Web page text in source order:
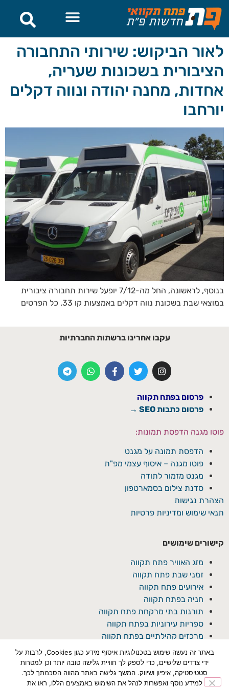
לתוכן
לאור הביקוש: שירותי התחבורה
הציבורית בשכונות שעריה,
אחדות, מחנה יהודה ונווה דקלים
יורחבו
בנוסף, לראשונה, החל מה-7/12 יופעל שירות תחבורה ציבורית
במוצאי שבת בשכונת נווה דקלים באמצעות קו 33. כל הפרטים
עקבו אחרינו ברשתות החברתיות
פרסום בפתח תקווה
פרסום כתבות SEO →
פוטו מגנה הדפסת תמונות:
הדפסת תמונה על מגנט
פוטו מגנה – איסוף עצמי מפ"ת
מגנט מזמור לתודה
סדנת צילום בסמארטפון
הצהרת נגישות
תנאי שימוש ומדיניות פרטיות
קישורים שימושים
מזג האוויר פתח תקווה
זמני שבת פתח תקווה
אירועים פתח תקווה
חניה בפתח תקווה
תורנות בתי מרקחת פתח תקווה
ספריות עירוניות בפתח תקווה
מרכזים קהילתיים בפתח תקווה
באתר זה נעשה שימוש בטכנולוגיות איסוף מידע כגון Cookies, לרבות על
ידי צדדים שלישיים, כדי לספק לך חוויית גלישה טובה יותר וכן למטרות
סטטיסטיקה, איפיון ושיווק. המשך גלישה באתר מהווה הסכמתך לכך.
למידע נוסף ואפשרות לנהל את השימוש באמצעים הללו, ראו את